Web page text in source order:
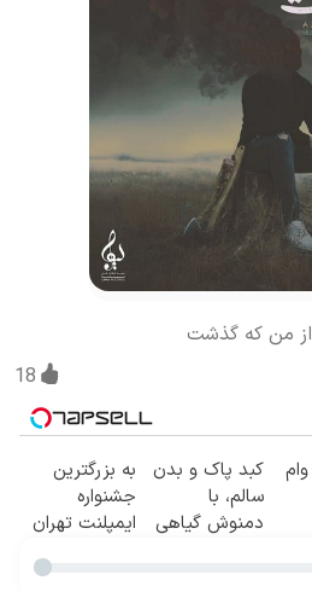
از من که گذشت
18
وام
کبد پاک و بدن
سالم، با
دمنوش گیاهی
به بزرگترین
جشنواره
ایمپلنت تهران
فقط ۲۵ میلیون